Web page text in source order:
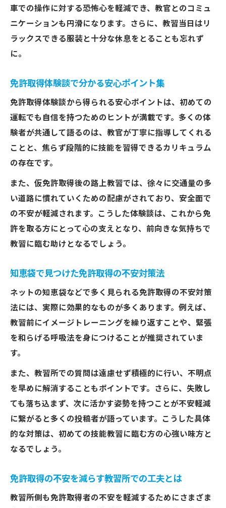
車での操作に対する恐怖心を軽減でき、教官とのコミュ
ニケーションも円滑になります。さらに、教習当日はリ
ラックスできる服装と十分な休息をとることも忘れず
に。
免許取得体験談で分かる安心ポイント集
免許取得体験談から得られる安心ポイントは、初めての
運転でも自信を持つためのヒントが満載です。多くの体
験者が共通して語るのは、教官が丁寧に指導してくれる
ことと、焦らず段階的に技能を習得できるカリキュラム
の存在です。
また、仮免許取得後の路上教習では、徐々に交通量の多
い道路に慣れていくための配慮がされており、安全面で
の不安が軽減されます。こうした体験談は、これから免
許を取る方にとって心の支えとなり、前向きな気持ちで
教習に臨む助けとなるでしょう。
知恵袋で見つけた免許取得の不安対策法
ネットの知恵袋などで多く見られる免許取得の不安対策
法には、実際に効果的なものが多くあります。例えば、
教習前にイメージトレーニングを繰り返すことや、緊張
を和らげる呼吸法を身につけることが推奨されていま
す。
また、教習所での質問は遠慮せず積極的に行い、不明点
を早めに解消することもポイントです。さらに、失敗し
ても落ち込まず、次に活かす姿勢を持つことが不安軽減
に繋がると多くの投稿者が語っています。こうした具体
的な対策は、初めての技能教習に臨む方の心強い味方と
なるでしょう。
免許取得の不安を減らす教習所での工夫とは
教習所側も免許取得者の不安を軽減するためにさまざま